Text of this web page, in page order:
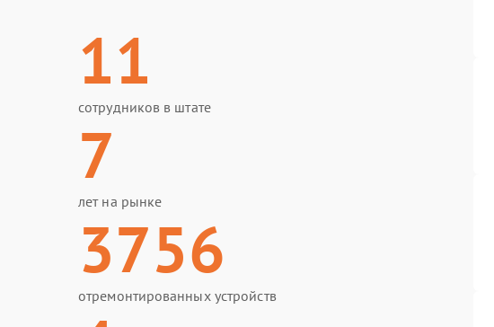
11
сотрудников в штате
7
лет на рынке
3756
отремонтированных устройств